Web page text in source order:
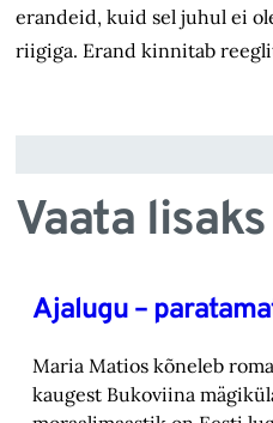
erandeid, kuid sel juhul ei
riigiga. Erand kinnitab
Vaata lisaks
Ajalugu –
Maria Matios kõneleb
kaugest Bukoviina